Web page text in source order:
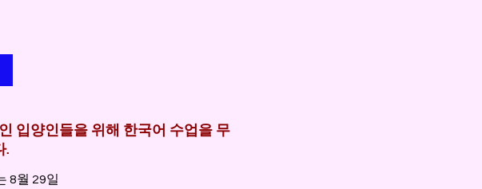
입양인들을 위해 한국어 수업을 무
.
8월 29일